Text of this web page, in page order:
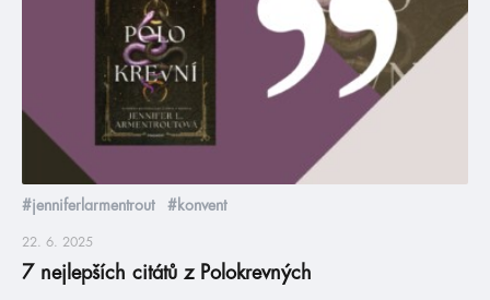
#jenniferlarmentrout #konvent
22. 6. 2025
7 nejlepších citátů z Polokrevných